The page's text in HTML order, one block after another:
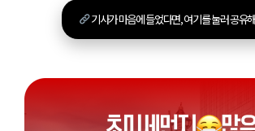
기사가 마음에 들었다면, 여기를 눌러 공유